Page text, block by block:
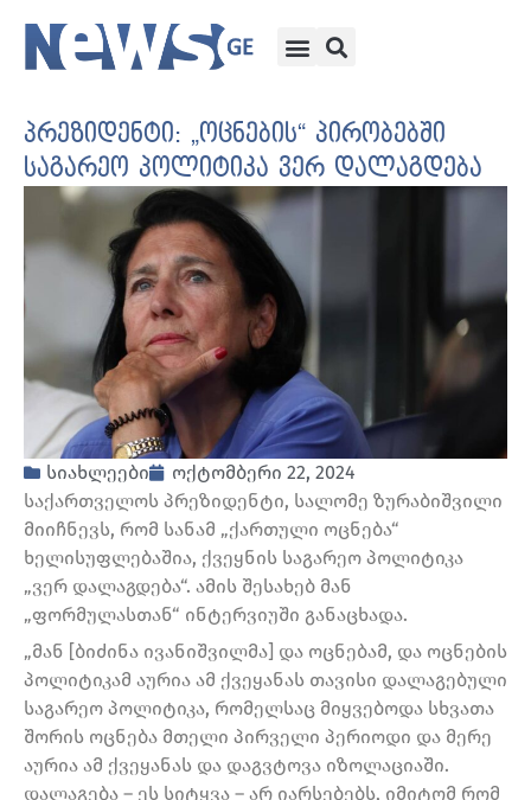
პრეზიდენტი: „ოცნების“ პირობებში
საგარეო პოლიტიკა ვერ დალაგდება
სიახლეები
ოქტომბერი 22, 2024
საქართველოს პრეზიდენტი, სალომე ზურაბიშვილი
მიიჩნევს, რომ სანამ „ქართული ოცნება“
ხელისუფლებაშია, ქვეყნის საგარეო პოლიტიკა
„ვერ დალაგდება“. ამის შესახებ მან
„ფორმულასთან“ ინტერვიუში განაცხადა.
„მან [ბიძინა ივანიშვილმა] და ოცნებამ, და ოცნების
პოლიტიკამ აურია ამ ქვეყანას თავისი დალაგებული
საგარეო პოლიტიკა, რომელსაც მიყვებოდა სხვათა
შორის ოცნება მთელი პირველი პერიოდი და მერე
აურია ამ ქვეყანას და დაგვტოვა იზოლაციაში.
დალაგება – ეს სიტყვა – არ იარსებებს, იმიტომ რომ